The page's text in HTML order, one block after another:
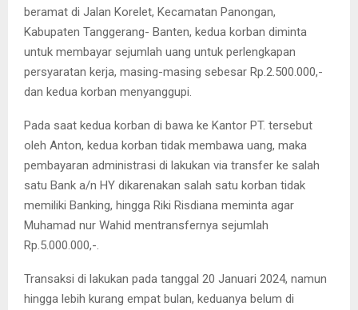
beramat di Jalan Korelet, Kecamatan Panongan,
Kabupaten Tanggerang- Banten, kedua korban diminta
untuk membayar sejumlah uang untuk perlengkapan
persyaratan kerja, masing-masing sebesar Rp.2.500.000,-
dan kedua korban menyanggupi.
Pada saat kedua korban di bawa ke Kantor PT. tersebut
oleh Anton, kedua korban tidak membawa uang, maka
pembayaran administrasi di lakukan via transfer ke salah
satu Bank a/n HY dikarenakan salah satu korban tidak
memiliki Banking, hingga Riki Risdiana meminta agar
Muhamad nur Wahid mentransfernya sejumlah
Rp.5.000.000,-.
Transaksi di lakukan pada tanggal 20 Januari 2024, namun
hingga lebih kurang empat bulan, keduanya belum di